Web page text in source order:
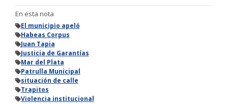
En esta nota
El municipio apeló
Habeas Corpus
Juan Tapia
Justicia de Garantías
Mar del Plata
Patrulla Municipal
situación de calle
Trapitos
Violencia institucional